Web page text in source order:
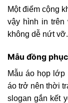
Một điểm cộng
vậy hình in trên
không dễ nứt vỡ.
Mẫu đồng
Mẫu áo họp
áo trở nên thời
slogan gắn kết